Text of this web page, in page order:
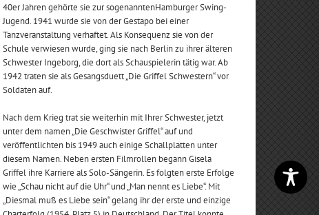
40er Jahren gehörte sie zur sogenanntenHamburger Swing-
Jugend. 1941 wurde sie von der Gestapo bei einer
Tanzveranstaltung verhaftet. Als Konsequenz sie von der
Schule verwiesen wurde, ging sie nach Berlin zu ihrer älteren
Schwester Ingeborg, die dort als Schauspielerin tätig war. Ab
1942 traten sie als Gesangsduett „Die Griffel Schwestern“ vor
Soldaten auf.
Nach dem Krieg trat sie weiterhin mit Ihrer Schwester, jetzt
unter dem namen „Die Geschwister Griffel“ auf und
veröffentlichten bis 1949 auch einige Schallplatten unter
diesem Namen. Neben ersten Filmrollen begann Gisela
Griffel ihre Karriere als Solo-Sängerin. Es folgten erste Erfolge
wie „Schau nicht auf die Uhr“ und „Man nennt es Liebe“. Mit
„Diesmal muß es Liebe sein“ gelang ihr der erste und einzige